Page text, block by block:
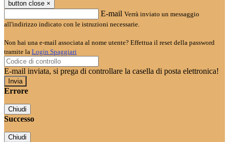
button close ×
E-mail Verrà inviato un messaggio
all'indirizzo indicato con le istruzioni necessarie.
Non hai una e-mail associata al nome utente? Effettua il reset della password
tramite la Login Spaggiari
E-mail inviata, si prega di controllare la casella di posta elettronica!
Errore
Chiudi
Successo
Chiudi